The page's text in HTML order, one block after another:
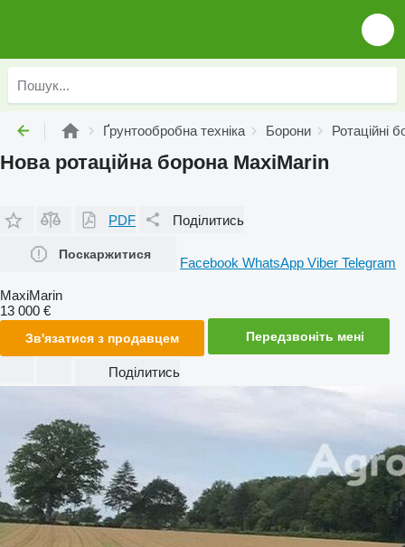
Ґрунтообробна техніка Борони Ротаційні
Нова ротаційна борона MaxiMarin
PDF Поділитись
Поскаржитися
Facebook WhatsApp Viber Telegram
MaxiMarin
13 000 €
Зв'язатися з продавцем Передзвоніть мені
Поділитись